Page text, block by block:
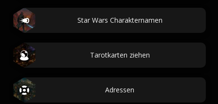
Star Wars Charakternamen
Tarotkarten ziehen
Adressen